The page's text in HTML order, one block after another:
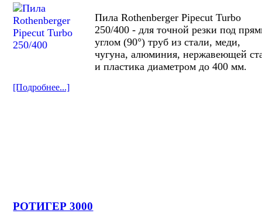
Пила Rothenberger Pipecut Turbo
250/400 - для точной резки под
углом (90°) труб из стали, меди,
чугуна, алюминия, нержавеющей
и пластика диаметром до 400 мм.
[Подробнее...]
РОТИГЕР 3000